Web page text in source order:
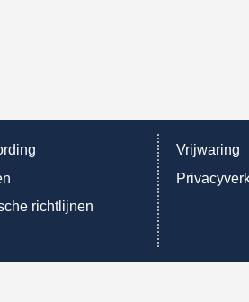
richtlijnen
Vrijwaring